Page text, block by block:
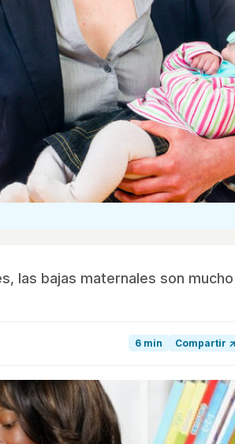
las bajas maternales son mucho
6 min Compartir ↗